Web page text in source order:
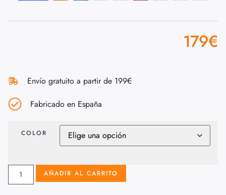
179€
Envío gratuito a partir de 199€
Fabricado en España
COLOR
AÑADIR AL CARRITO